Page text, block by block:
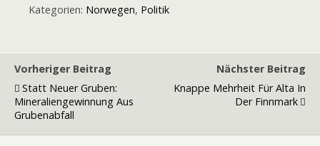
Kategorien: Norwegen, Politik
Vorheriger Beitrag
Statt Neuer Gruben:
Mineraliengewinnung Aus
Grubenabfall
Nächster Beitrag
Knappe Mehrheit Für Alta In
Der Finnmark